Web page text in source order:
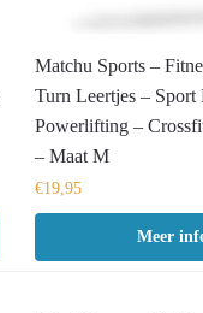
Matchu Sports –
Turn Leertjes – Sport
Powerlifting –
– Maat M
€19,95
Meer